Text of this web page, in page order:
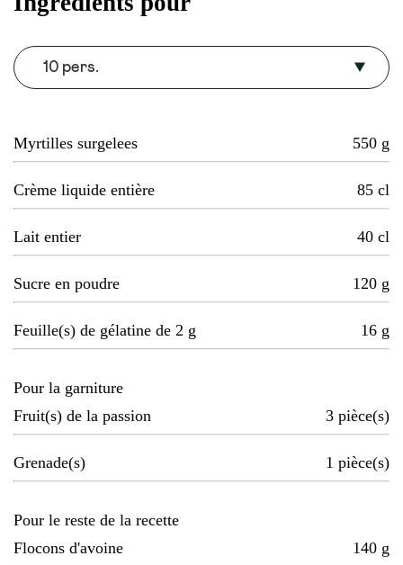
10 pers.
Myrtilles surgelees 550 g
Crème liquide entière 85 cl
Lait entier 40 cl
Sucre en poudre 120 g
Feuille(s) de gélatine de 2 g 16 g
Pour la garniture
Fruit(s) de la passion
3 pièce(s)
Grenade(s) 1 pièce(s)
Pour le reste de la recette
Flocons d'avoine
140 g